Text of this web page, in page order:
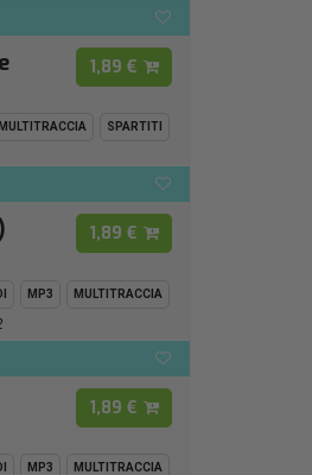
1,89 €
MULTITRACCIA SPARTITI
1,89 €
MP3 MULTITRACCIA
1,89 €
MP3 MULTITRACCIA